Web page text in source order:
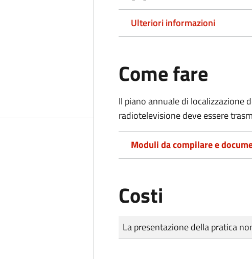
Ulteriori informazioni
Come fare
Il piano annuale di localizzazione
radiotelevisione deve essere
Moduli da compilare e
Costi
Tipo di pagamento
Importo
La presentazione della pratica